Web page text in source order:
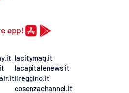
app!
lacitymag.it
lacapitalenews.it
ilreggino.it
cosenzachannel.it